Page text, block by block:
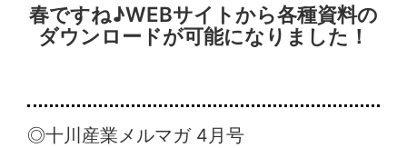
春ですね♪WEBサイトから各種資料の
ダウンロードが可能になりました！
◎十川産業メルマガ 4月号